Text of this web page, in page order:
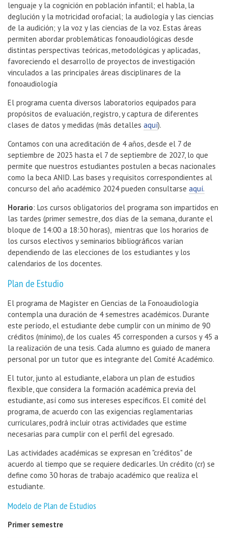
lenguaje y la cognición en población infantil; el habla, la
deglución y la motricidad orofacial; la audiología y las ciencias
de la audición; y la voz y las ciencias de la voz. Estas áreas
permiten abordar problemáticas fonoaudiológicas desde
distintas perspectivas teóricas, metodológicas y aplicadas,
favoreciendo el desarrollo de proyectos de investigación
vinculados a las principales áreas disciplinares de la
fonoaudiología
El programa cuenta diversos laboratorios equipados para
propósitos de evaluación, registro, y captura de diferentes
clases de datos y medidas (más detalles aquí).
Contamos con una acreditación de 4 años, desde el 7 de
septiembre de 2023 hasta el 7 de septiembre de 2027, lo que
permite que nuestros estudiantes postulen a becas nacionales
como la beca ANID. Las bases y requisitos correspondientes al
concurso del año académico 2024 pueden consultarse aquí.
Horario: Los cursos obligatorios del programa son impartidos en
las tardes (primer semestre, dos días de la semana, durante el
bloque de 14:00 a 18:30 horas), mientras que los horarios de
los cursos electivos y seminarios bibliográficos varían
dependiendo de las elecciones de los estudiantes y los
calendarios de los docentes.
Plan de Estudio
El programa de Magíster en Ciencias de la Fonoaudiología
contempla una duración de 4 semestres académicos. Durante
este período, el estudiante debe cumplir con un mínimo de 90
créditos (mínimo), de los cuales 45 corresponden a cursos y 45 a
la realización de una tesis. Cada alumno es guiado de manera
personal por un tutor que es integrante del Comité Académico.
El tutor, junto al estudiante, elabora un plan de estudios
flexible, que considera la formación académica previa del
estudiante, así como sus intereses específicos. El comité del
programa, de acuerdo con las exigencias reglamentarias
curriculares, podrá incluir otras actividades que estime
necesarias para cumplir con el perfil del egresado.
Las actividades académicas se expresan en "créditos" de
acuerdo al tiempo que se requiere dedicarles. Un crédito (cr) se
define como 30 horas de trabajo académico que realiza el
estudiante.
Modelo de Plan de Estudios
Primer semestre